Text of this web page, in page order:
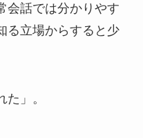
会話では分かりやす
る立場からすると少
」。